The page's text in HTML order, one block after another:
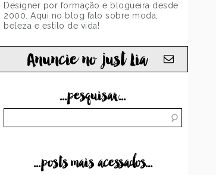
Designer por formação e blogueira desde
2000. Aqui no blog falo sobre moda,
beleza e estilo de vida!
Anuncie no just Lia
...pesquisar...
...posts mais acessados...